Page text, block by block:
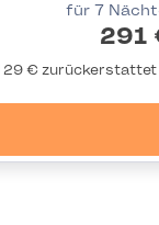
für 7
291
29 € zurückerstattet